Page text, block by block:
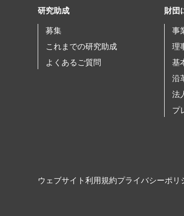
研究助成
募集
これまでの研究助成
よくあるご質問
財団
事
理
基
沿
法
プ
ウェブサイト利用規約プライバシーポリ